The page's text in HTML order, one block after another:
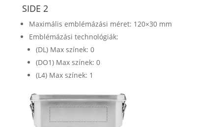
SIDE 2
Maximális emblémázási méret: 120×30 mm
Emblémázási technológiák:
(DL) Max színek: 0
(DO1) Max színek: 0
(L4) Max színek: 1